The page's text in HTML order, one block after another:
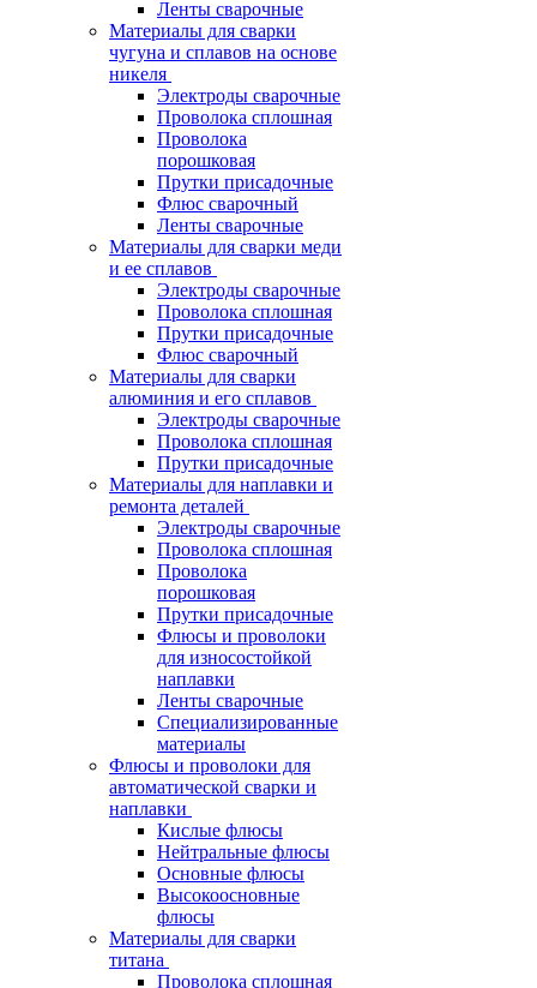
Ленты сварочные
Материалы для сварки
чугуна и сплавов на основе
никеля
Электроды сварочные
Проволока сплошная
Проволока
порошковая
Прутки присадочные
Флюс сварочный
Ленты сварочные
Материалы для сварки меди
и ее сплавов
Электроды сварочные
Проволока сплошная
Прутки присадочные
Флюс сварочный
Материалы для сварки
алюминия и его сплавов
Электроды сварочные
Проволока сплошная
Прутки присадочные
Материалы для наплавки и
ремонта деталей
Электроды сварочные
Проволока сплошная
Проволока
порошковая
Прутки присадочные
Флюсы и проволоки
для износостойкой
наплавки
Ленты сварочные
Специализированные
материалы
Флюсы и проволоки для
автоматической сварки и
наплавки
Кислые флюсы
Нейтральные флюсы
Основные флюсы
Высокоосновные
флюсы
Материалы для сварки
титана
Проволока сплошная